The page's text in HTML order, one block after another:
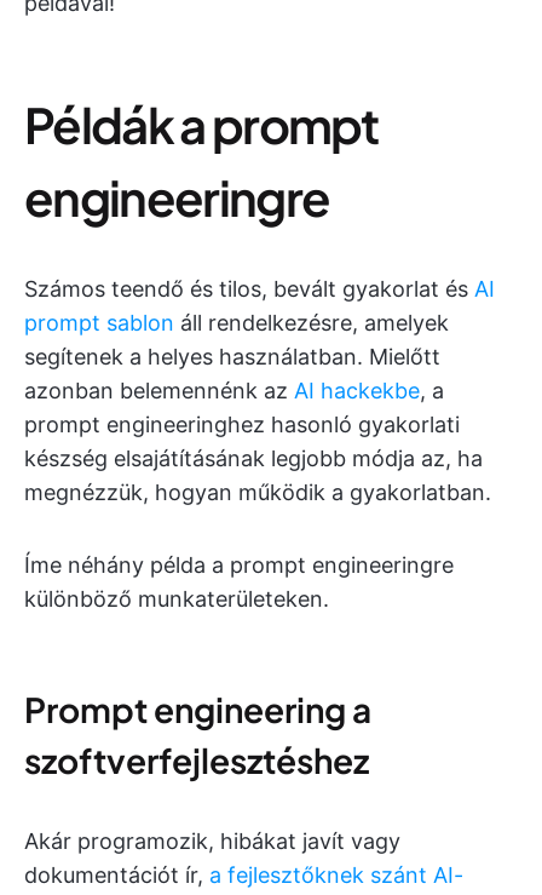
Példák a prompt
engineeringre
Számos teendő és tilos, bevált gyakorlat és AI
prompt sablon áll rendelkezésre, amelyek
segítenek a helyes használatban. Mielőtt
azonban belemennénk az AI hackekbe, a
prompt engineeringhez hasonló gyakorlati
készség elsajátításának legjobb módja az, ha
megnézzük, hogyan működik a gyakorlatban.
Íme néhány példa a prompt engineeringre
különböző munkaterületeken.
Prompt engineering a
szoftverfejlesztéshez
Akár programozik, hibákat javít vagy
dokumentációt ír, a fejlesztőknek szánt AI-